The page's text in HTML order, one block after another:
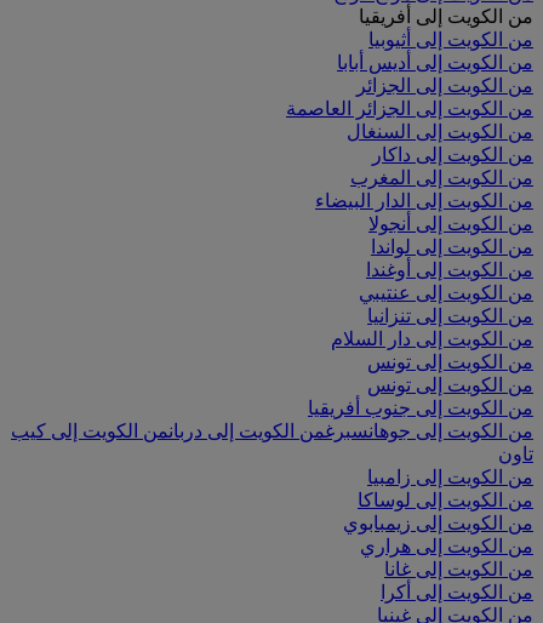
من الكويت إلى أفريقيا
من الكويت إلى أثيوبيا
من الكويت إلى أديس أبابا
من الكويت إلى الجزائر
من الكويت إلى الجزائر العاصمة
من الكويت إلى السنغال
من الكويت إلى داكار
من الكويت إلى المغرب
من الكويت إلى الدار البيضاء
من الكويت إلى أنجولا
من الكويت إلى لواندا
من الكويت إلى أوغندا
من الكويت إلى عنتيبي
من الكويت إلى تنزانيا
من الكويت إلى دار السلام
من الكويت إلى تونس
من الكويت إلى تونس
من الكويت إلى جنوب أفريقيا
من الكويت إلى جوهانسبرغمن الكويت إلى دربانمن الكويت إلى كيب
تاون
من الكويت إلى زامبيا
من الكويت إلى لوساكا
من الكويت إلى زيمبابوي
من الكويت إلى هراري
من الكويت إلى غانا
من الكويت إلى أكرا
من الكويت إلى غينيا